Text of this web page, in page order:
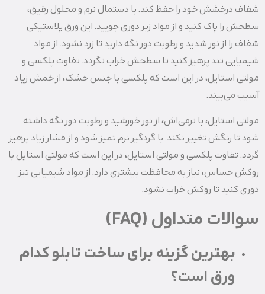
شفاف درخشش خود را حفظ کند. با دستمال نرم و محلول رقیق،
سطحش را پاک کنید و از مواد زبر دوری جویید. این ورق پلاستیکی
شفاف را از نور شدید و رطوبت دور نگه دارید تا زرد نشود. از مواد
شیمیایی تند پرهیز کنید تا سطحش خراب نگردد. تفاوت پلکسی و
مولتی استایل، در این است که پلکسی با جنس خشک، از خمش زیاد
آسیب می‌بیند.
مولتی استایل، با نرمی‌اش، از نور خورشید و رطوبت دور نگه داشته
شود تا رنگش تغییر نکند. با گردگیر نرم تمیز شود و از فشار زیاد پرهیز
گردد. تفاوت پلکسی و مولتی استایل، در این است که مولتی استایل با
روکش حساس، نیاز به محافظت بیشتری دارد. از مواد شیمیایی تیز
دوری کنید تا روکش خراب نشود.
سوالات متداول (FAQ)
بهترین گزینه برای ساخت تابلو کدام
ورق است؟